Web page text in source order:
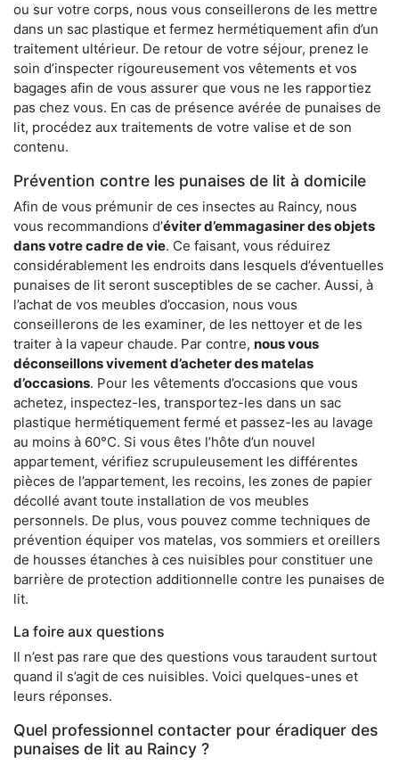
ou sur votre corps, nous vous conseillerons de les mettre
dans un sac plastique et fermez hermétiquement afin d’un
traitement ultérieur. De retour de votre séjour, prenez le
soin d’inspecter rigoureusement vos vêtements et vos
bagages afin de vous assurer que vous ne les rapportiez
pas chez vous. En cas de présence avérée de punaises de
lit, procédez aux traitements de votre valise et de son
contenu.
Prévention contre les punaises de lit à domicile
Afin de vous prémunir de ces insectes au Raincy, nous
vous recommandions d’éviter d’emmagasiner des objets
dans votre cadre de vie. Ce faisant, vous réduirez
considérablement les endroits dans lesquels d’éventuelles
punaises de lit seront susceptibles de se cacher. Aussi, à
l’achat de vos meubles d’occasion, nous vous
conseillerons de les examiner, de les nettoyer et de les
traiter à la vapeur chaude. Par contre, nous vous
déconseillons vivement d’acheter des matelas
d’occasions. Pour les vêtements d’occasions que vous
achetez, inspectez-les, transportez-les dans un sac
plastique hermétiquement fermé et passez-les au lavage
au moins à 60°C. Si vous êtes l’hôte d’un nouvel
appartement, vérifiez scrupuleusement les différentes
pièces de l’appartement, les recoins, les zones de papier
décollé avant toute installation de vos meubles
personnels. De plus, vous pouvez comme techniques de
prévention équiper vos matelas, vos sommiers et oreillers
de housses étanches à ces nuisibles pour constituer une
barrière de protection additionnelle contre les punaises de
lit.
La foire aux questions
Il n’est pas rare que des questions vous taraudent surtout
quand il s’agit de ces nuisibles. Voici quelques-unes et
leurs réponses.
Quel professionnel contacter pour éradiquer des
punaises de lit au Raincy ?